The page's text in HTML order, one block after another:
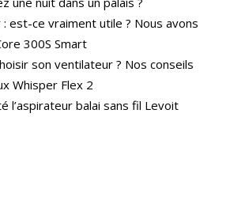
: est-ce vraiment utile ? Nous avons
300S Smart
son ventilateur ? Nos conseils
Whisper Flex 2
l’aspirateur balai sans fil Levoit